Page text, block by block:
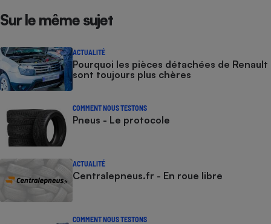
Sur le même sujet
ACTUALITÉ
Pourquoi les pièces détachées de Renault
sont toujours plus chères
COMMENT NOUS TESTONS
Pneus - Le protocole
ACTUALITÉ
Centralepneus.fr - En roue libre
COMMENT NOUS TESTONS